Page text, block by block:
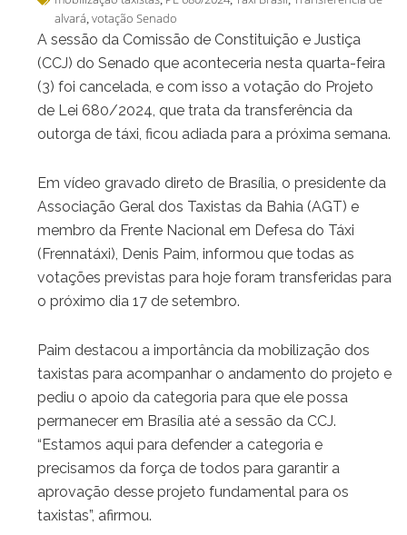
alvará,votação Senado
A sessão da Comissão de Constituição e Justiça
(CCJ) do Senado que aconteceria nesta quarta-feira
(3) foi cancelada, e com isso a votação do Projeto
de Lei 680/2024, que trata da transferência da
outorga de táxi, ficou adiada para a próxima semana.
Em vídeo gravado direto de Brasília, o presidente da
Associação Geral dos Taxistas da Bahia (AGT) e
membro da Frente Nacional em Defesa do Táxi
(Frennatáxi), Denis Paim, informou que todas as
votações previstas para hoje foram transferidas para
o próximo dia 17 de setembro.
Paim destacou a importância da mobilização dos
taxistas para acompanhar o andamento do projeto e
pediu o apoio da categoria para que ele possa
permanecer em Brasília até a sessão da CCJ.
“Estamos aqui para defender a categoria e
precisamos da força de todos para garantir a
aprovação desse projeto fundamental para os
taxistas”, afirmou.